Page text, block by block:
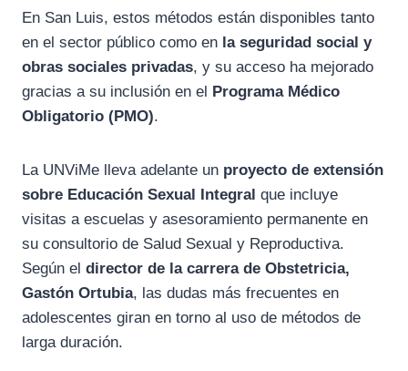
En San Luis, estos métodos están disponibles tanto
en el sector público como en la seguridad social y
obras sociales privadas, y su acceso ha mejorado
gracias a su inclusión en el Programa Médico
Obligatorio (PMO).
La UNViMe lleva adelante un proyecto de extensión
sobre Educación Sexual Integral que incluye
visitas a escuelas y asesoramiento permanente en
su consultorio de Salud Sexual y Reproductiva.
Según el director de la carrera de Obstetricia,
Gastón Ortubia, las dudas más frecuentes en
adolescentes giran en torno al uso de métodos de
larga duración.